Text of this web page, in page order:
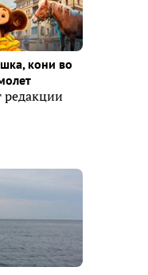
кони во
редакции